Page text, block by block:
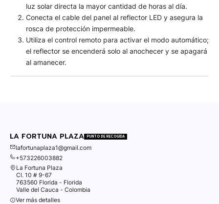
luz solar directa la mayor cantidad de horas al día.
​Conecta el cable del panel al reflector LED y asegura la
rosca de protección impermeable.
​Utiliza el control remoto para activar el modo automático;
el reflector se encenderá solo al anochecer y se apagará
al amanecer.
LA FORTUNA PLAZA PUNTO DE RECOGIDA
lafortunaplaza1@gmail.com
+573226003882
La Fortuna Plaza
Cl. 10 # 9-67
763560 Florida - Florida
Valle del Cauca - Colombia
Ver más detalles